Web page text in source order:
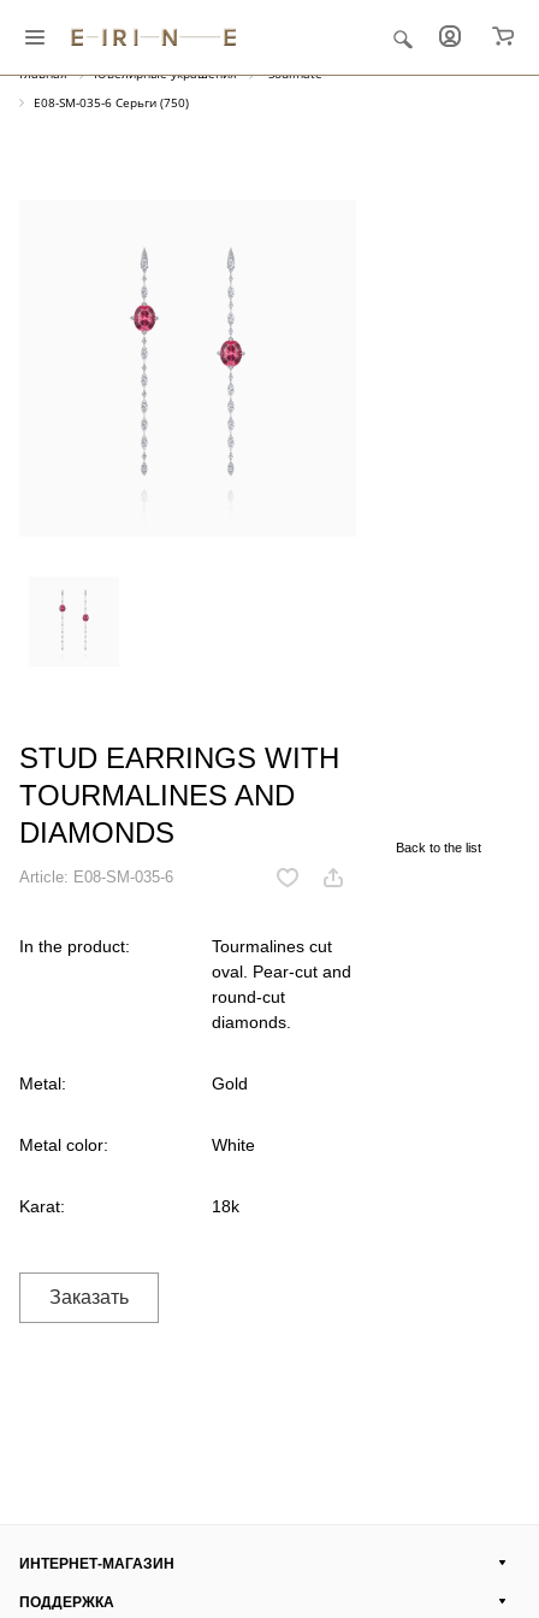
Главная Ювелирные украшения
"Soulmate"
E08-SM-035-6 Серьги (750)
STUD EARRINGS WITH
TOURMALINES AND
DIAMONDS
Article: E08-SM-035-6
In the product:
Tourmalines cut
oval. Pear-cut and
round-cut
diamonds.
Metal: Gold
Metal color: White
Karat: 18k
Заказать
Back to the list
ИНТЕРНЕТ-МАГАЗИН
ПОДДЕРЖКА